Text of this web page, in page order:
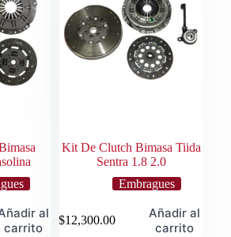
al
carrito
Kit De Clutch Bimasa Tiida
Sentra 1.8 2.0
Embragues
$12,300.00
Añadir al
carrito